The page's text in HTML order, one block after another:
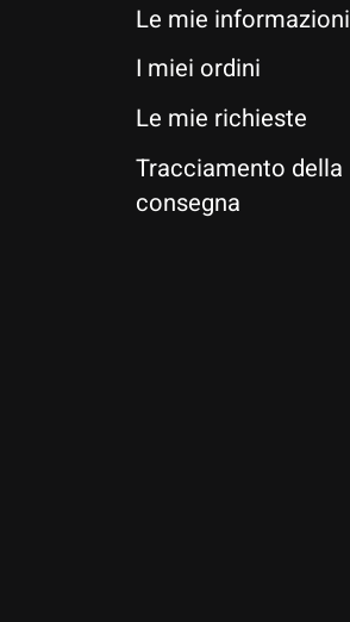
Le mie informazioni
I miei ordini
Le mie richieste
Tracciamento della
consegna